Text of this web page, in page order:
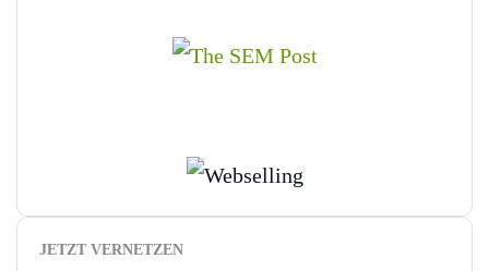
JETZT VERNETZEN